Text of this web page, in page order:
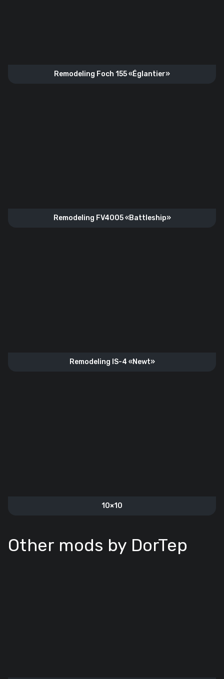
Remodeling Foch 155 «Églantier»
Remodeling FV4005 «Battleship»
Remodeling IS-4 «Newt»
10×10
Other mods by DorTep